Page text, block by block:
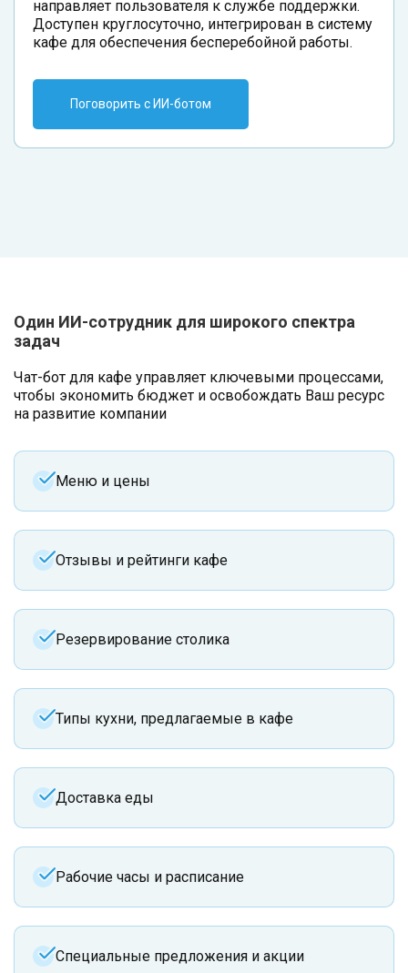
направляет пользователя к службе поддержки.
Доступен круглосуточно, интегрирован в систему
кафе для обеспечения бесперебойной работы.
Поговорить с ИИ-ботом
Один ИИ-сотрудник для широкого спектра
задач
Чат-бот для кафе управляет ключевыми процессами,
чтобы экономить бюджет и освобождать Ваш ресурс
на развитие компании
Меню и цены
Отзывы и рейтинги кафе
Резервирование столика
Типы кухни, предлагаемые в кафе
Доставка еды
Рабочие часы и расписание
Специальные предложения и акции